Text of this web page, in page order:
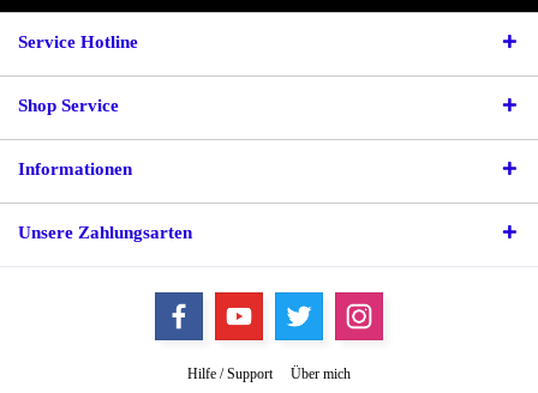
Service Hotline
Shop Service
Informationen
Unsere Zahlungsarten
Hilfe / Support Über mich